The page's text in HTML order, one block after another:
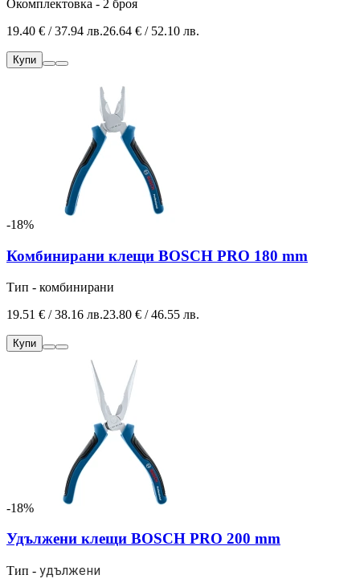
Окомплектовка - 2 броя
19.40 € / 37.94 лв.26.64 € / 52.10 лв.
Купи
-18%
Комбинирани клещи BOSCH PRO 180 mm
Тип - комбинирани
19.51 € / 38.16 лв.23.80 € / 46.55 лв.
Купи
-18%
Удължени клещи BOSCH PRO 200 mm
Тип - удължени